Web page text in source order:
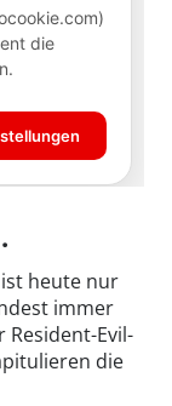
heute nur
immer
Evil-
die